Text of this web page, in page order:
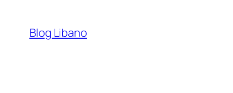
Blog Libano